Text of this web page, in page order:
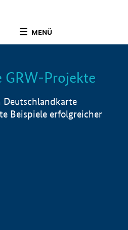
MENÜ
Info
GRW-Projekte
Beispiele erfolgreicher